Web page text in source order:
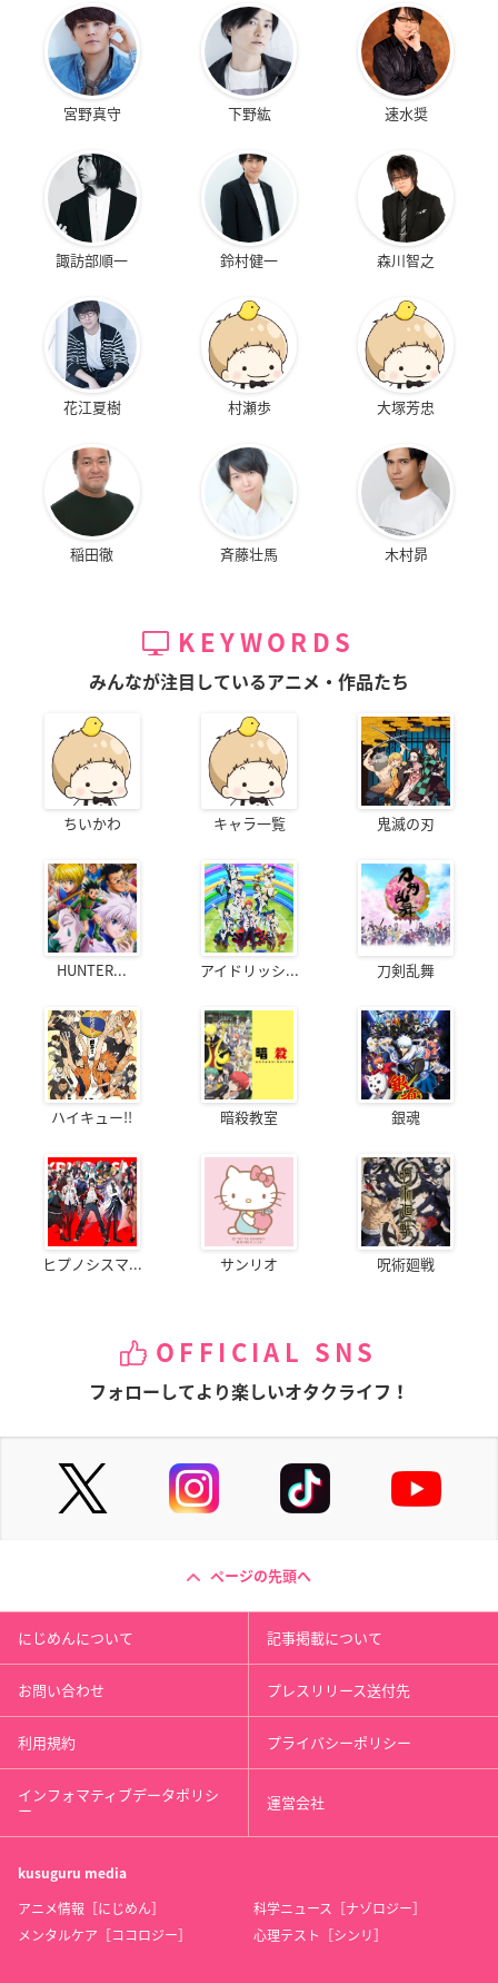
宮野真守 下野紘 速水奨
諏訪部順一 鈴村健一 森川智之
花江夏樹 村瀬歩 大塚芳忠
稲田徹 斉藤壮馬 木村昴
KEYWORDS
みんなが注目しているアニメ・作品たち
ちいかわ キャラ一覧 鬼滅の刃
HUNTER... アイドリッシ... 刀剣乱舞
ハイキュー!! 暗殺教室 銀魂
ヒプノシスマ... サンリオ 呪術廻戦
OFFICIAL SNS
フォローしてより楽しいオタクライフ！
ページの先頭へ
にじめんについて 記事掲載について
お問い合わせ プレスリリース送付先
利用規約 プライバシーポリシー
インフォマティブデータポリシ
ー 運営会社
kusuguru media
アニメ情報［にじめん］
科学ニュース［ナゾロジー］
メンタルケア［ココロジー］
心理テスト［シンリ］